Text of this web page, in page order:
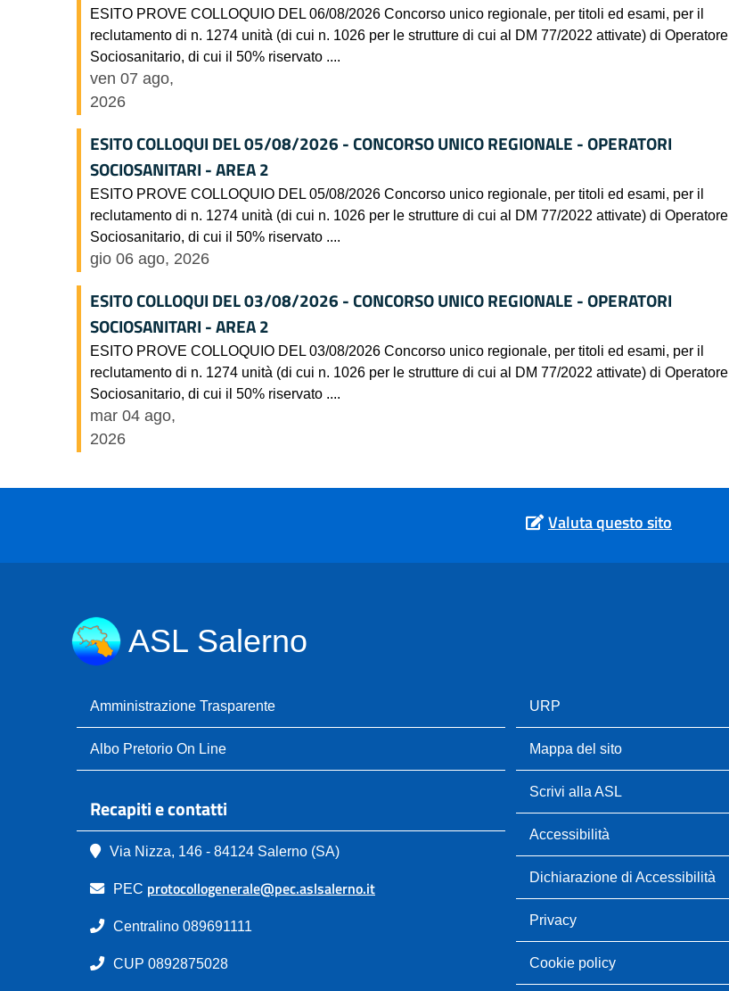
ESITO PROVE COLLOQUIO DEL 06/08/2026 Concorso unico regionale, per titoli ed esami, per il
reclutamento di n. 1274 unità (di cui n. 1026 per le strutture di cui al DM 77/2022 attivate) di Operatore
Sociosanitario, di cui il 50% riservato ....
ven 07 ago,
2026
ESITO COLLOQUI DEL 05/08/2026 - CONCORSO UNICO REGIONALE - OPERATORI
SOCIOSANITARI - AREA 2
ESITO PROVE COLLOQUIO DEL 05/08/2026 Concorso unico regionale, per titoli ed esami, per il
reclutamento di n. 1274 unità (di cui n. 1026 per le strutture di cui al DM 77/2022 attivate) di Operatore
Sociosanitario, di cui il 50% riservato ....
gio 06 ago, 2026
ESITO COLLOQUI DEL 03/08/2026 - CONCORSO UNICO REGIONALE - OPERATORI
SOCIOSANITARI - AREA 2
ESITO PROVE COLLOQUIO DEL 03/08/2026 Concorso unico regionale, per titoli ed esami, per il
reclutamento di n. 1274 unità (di cui n. 1026 per le strutture di cui al DM 77/2022 attivate) di Operatore
Sociosanitario, di cui il 50% riservato ....
mar 04 ago,
2026
Valuta questo sito
ASL Salerno
Amministrazione Trasparente
Albo Pretorio On Line
Recapiti e contatti
Via Nizza, 146 - 84124 Salerno (SA)
PEC protocollogenerale@pec.aslsalerno.it
Centralino 089691111
CUP 0892875028
URP
Mappa del sito
Scrivi alla ASL
Accessibilità
Dichiarazione di Accessibilità
Privacy
Cookie policy